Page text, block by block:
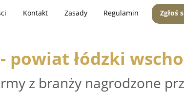
Kontakt Zasady Regulamin Zgłoś
powiat łódzki
z branży nagrodzone